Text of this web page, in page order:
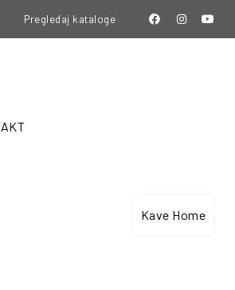
Pregledaj kataloge
Kave Home